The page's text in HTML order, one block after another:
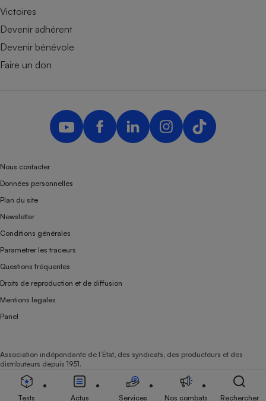
Victoires
Devenir adhérent
Devenir bénévole
Faire un don
Nous contacter
Données personnelles
Plan du site
Newsletter
Conditions générales
Paramétrer les traceurs
Questions fréquentes
Droits de reproduction et de diffusion
Mentions légales
Panel
Association indépendante de l’État, des syndicats, des producteurs et des
distributeurs depuis 1951.
Tests Actus Services Nos combats Rechercher